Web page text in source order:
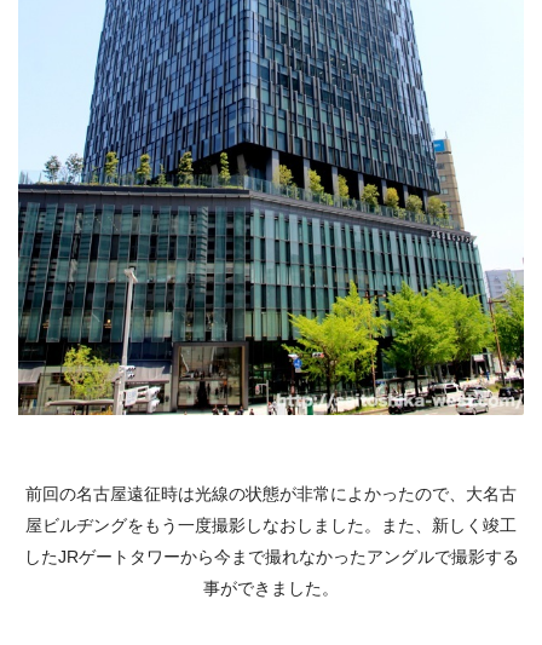
前回の名古屋遠征時は光線の状態が非常によかったので、大名古
屋ビルヂングをもう一度撮影しなおしました。また、新しく竣工
したJRゲートタワーから今まで撮れなかったアングルで撮影する
事ができました。